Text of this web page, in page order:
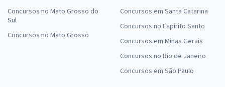
Concursos no Mato Grosso do
Sul
Concursos no Mato Grosso
Concursos em Santa Catarina
Concursos no Espírito Santo
Concursos em Minas Gerais
Concursos no Rio de Janeiro
Concursos em São Paulo